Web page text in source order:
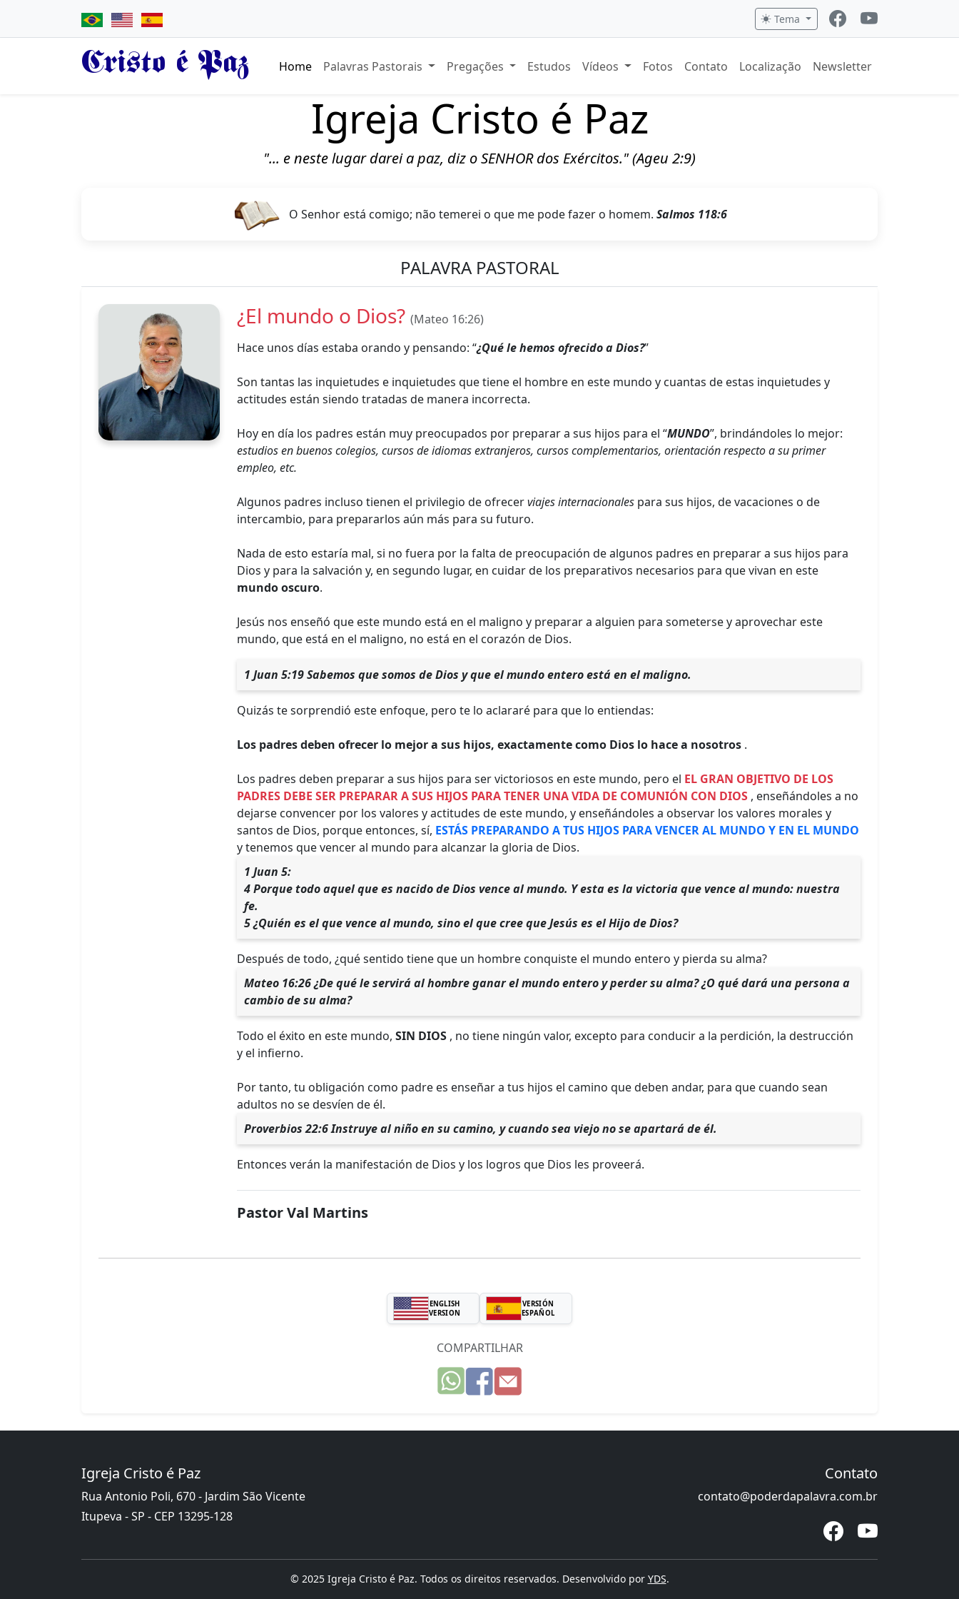
Tema
Cristo é Paz Home Palavras Pastorais Pregações Estudos Vídeos Fotos Contato Localização Newsletter
Igreja Cristo é Paz
"... e neste lugar darei a paz, diz o SENHOR dos Exércitos." (Ageu 2:9)
O Senhor está comigo; não temerei o que me pode fazer o homem. Salmos 118:6
PALAVRA PASTORAL
¿El mundo o Dios? (Mateo 16:26)
Hace unos días estaba orando y pensando: “¿Qué le hemos ofrecido a Dios?”
Son tantas las inquietudes e inquietudes que tiene el hombre en este mundo y cuantas de estas inquietudes y
actitudes están siendo tratadas de manera incorrecta.
Hoy en día los padres están muy preocupados por preparar a sus hijos para el “MUNDO”, brindándoles lo mejor:
estudios en buenos colegios, cursos de idiomas extranjeros, cursos complementarios, orientación respecto a su primer
empleo, etc.
Algunos padres incluso tienen el privilegio de ofrecerviajes internacionales para sus hijos, de vacaciones o de
intercambio, para prepararlos aún más para su futuro.
Nada de esto estaría mal, si no fuera por la falta de preocupación de algunos padres en preparar a sus hijos para
Dios y para la salvación y, en segundo lugar, en cuidar de los preparativos necesarios para que vivan en este
mundo oscuro.
Jesús nos enseñó que este mundo está en el maligno y preparar a alguien para someterse y aprovechar este
mundo, que está en el maligno, no está en el corazón de Dios.
1 Juan 5:19 Sabemos que somos de Dios y que el mundo entero está en el maligno.
Quizás te sorprendió este enfoque, pero te lo aclararé para que lo entiendas:
Los padres deben ofrecer lo mejor a sus hijos, exactamente como Dios lo hace a nosotros .
Los padres deben preparar a sus hijos para ser victoriosos en este mundo, pero el EL GRAN OBJETIVO DE LOS
PADRES DEBE SER PREPARAR A SUS HIJOS PARA TENER UNA VIDA DE COMUNIÓN CON DIOS , enseñándoles a no
dejarse convencer por los valores y actitudes de este mundo, y enseñándoles a observar los valores morales y
santos de Dios, porque entonces, sí, ESTÁS PREPARANDO A TUS HIJOS PARA VENCER AL MUNDO Y EN EL MUNDO
y tenemos que vencer al mundo para alcanzar la gloria de Dios.
1 Juan 5:
4 Porque todo aquel que es nacido de Dios vence al mundo. Y esta es la victoria que vence al mundo: nuestra
fe.
5 ¿Quién es el que vence al mundo, sino el que cree que Jesús es el Hijo de Dios?
Después de todo, ¿qué sentido tiene que un hombre conquiste el mundo entero y pierda su alma?
Mateo 16:26 ¿De qué le servirá al hombre ganar el mundo entero y perder su alma? ¿O qué dará una persona a
cambio de su alma?
Todo el éxito en este mundo, SIN DIOS , no tiene ningún valor, excepto para conducir a la perdición, la destrucción
y el infierno.
Por tanto, tu obligación como padre es enseñar a tus hijos el camino que deben andar, para que cuando sean
adultos no se desvíen de él.
Proverbios 22:6 Instruye al niño en su camino, y cuando sea viejo no se apartará de él.
Entonces verán la manifestación de Dios y los logros que Dios les proveerá.
Pastor Val Martins
ENGLISH
VERSION
VERSIÓN
ESPAÑOL
COMPARTILHAR
Igreja Cristo é Paz
Rua Antonio Poli, 670 - Jardim São Vicente
Itupeva - SP - CEP 13295-128
Contato
contato@poderdapalavra.com.br
© 2025 Igreja Cristo é Paz. Todos os direitos reservados. Desenvolvido por YDS.